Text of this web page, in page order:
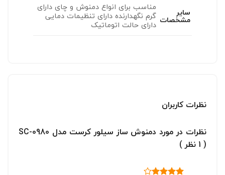
سایر
مشخصات
مناسب برای انواع دمنوش و چای دارای
گرم نگهدارنده دارای تنظیمات دمایی
دارای حالت اتوماتیک
نظرات کاربران
نظرات در مورد دمنوش ساز سیلور کرست مدل SC-0980
( 1 نظر )